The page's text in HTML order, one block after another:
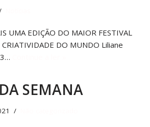
UMA EDIÇÃO DO MAIOR FESTIVAL
DO MUNDO Liliane
SEMANA